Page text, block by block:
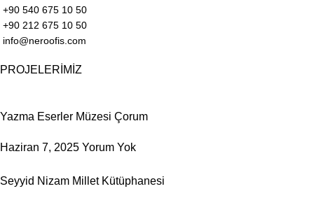
+90 540 675 10 50
+90 212 675 10 50
info@neroofis.com
PROJELERİMİZ
Yazma Eserler Müzesi Çorum
Haziran 7, 2025 Yorum Yok
Seyyid Nizam Millet Kütüphanesi